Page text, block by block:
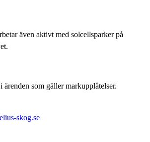
även aktivt med solcellsparker på
ärenden som gäller markupplåtelser.
skog.se